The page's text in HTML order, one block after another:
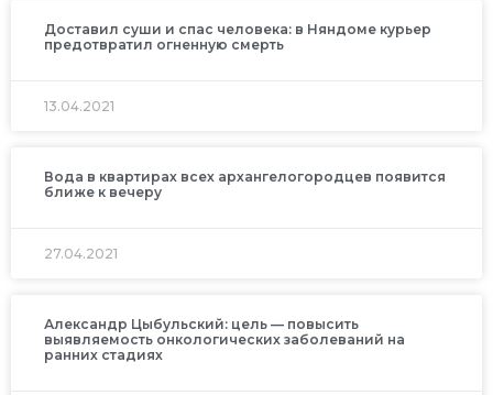
Доставил суши и спас человека: в Няндоме курьер
предотвратил огненную смерть
13.04.2021
Вода в квартирах всех архангелогородцев появится
ближе к вечеру
27.04.2021
Александр Цыбульский: цель — повысить
выявляемость онкологических заболеваний на
ранних стадиях